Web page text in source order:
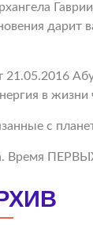
дарит
21.05.2016
в жизни
с
Время